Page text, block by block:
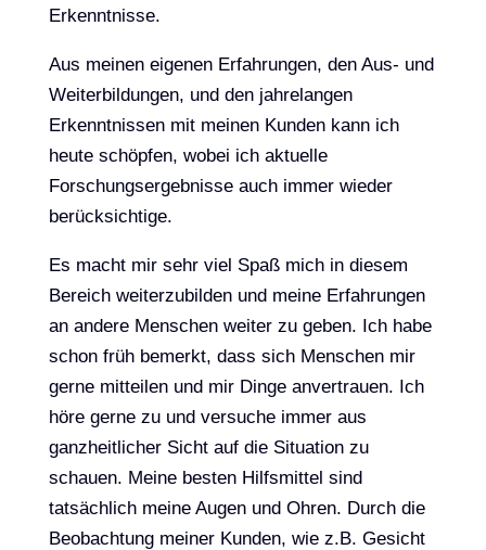
Erkenntnisse.
Aus meinen eigenen Erfahrungen, den Aus- und
Weiterbildungen, und den jahrelangen
Erkenntnissen mit meinen Kunden kann ich
heute schöpfen, wobei ich aktuelle
Forschungsergebnisse auch immer wieder
berücksichtige.
Es macht mir sehr viel Spaß mich in diesem
Bereich weiterzubilden und meine Erfahrungen
an andere Menschen weiter zu geben. Ich habe
schon früh bemerkt, dass sich Menschen mir
gerne mitteilen und mir Dinge anvertrauen. Ich
höre gerne zu und versuche immer aus
ganzheitlicher Sicht auf die Situation zu
schauen. Meine besten Hilfsmittel sind
tatsächlich meine Augen und Ohren. Durch die
Beobachtung meiner Kunden, wie z.B. Gesicht